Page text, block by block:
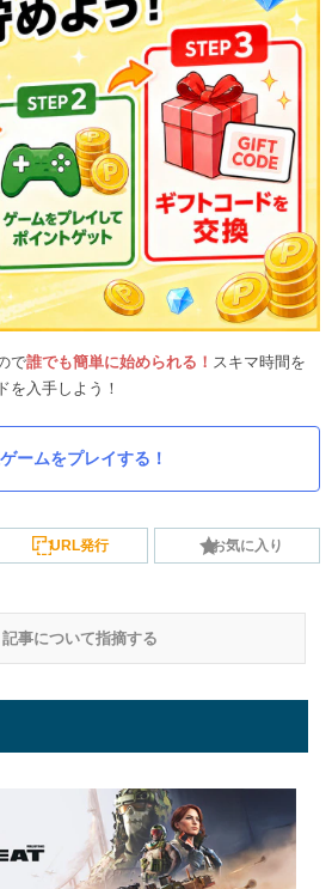
で誰でも簡単に始められる！ スキマ時間を
を入手しよう！
ームをプレイする！
URL発行 お気に入り
記事について指摘する